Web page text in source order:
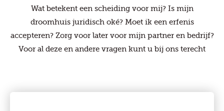
Wat betekent een scheiding voor mij? Is mijn
droomhuis juridisch oké? Moet ik een erfenis
accepteren? Zorg voor later voor mijn partner en bedrijf?
Voor al deze en andere vragen kunt u bij ons terecht